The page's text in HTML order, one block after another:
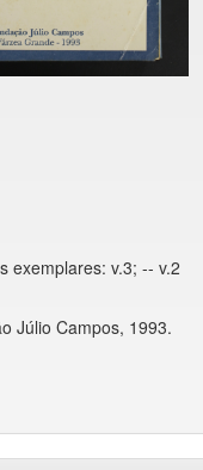
exemplares: v.3; -- v.2
Júlio Campos, 1993.